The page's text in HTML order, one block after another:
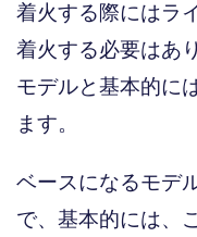
着火する際にはラ
着火する必要はあ
モデルと基本的に
ます。
ベースになるモデ
で、基本的には、